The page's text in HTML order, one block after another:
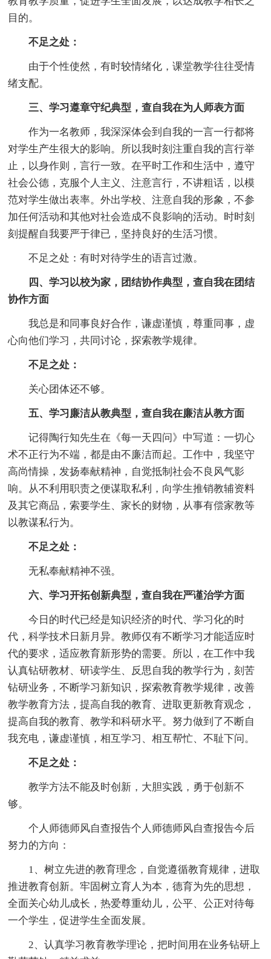
目的。
不足之处：
由于个性使然，有时较情绪化，课堂教学往往受情
绪支配。
三、学习遵章守纪典型，查自我在为人师表方面
作为一名教师，我深深体会到自我的一言一行都将
对学生产生很大的影响。所以我时刻注重自我的言行举
止，以身作则，言行一致。在平时工作和生活中，遵守
社会公德，克服个人主义、注意言行，不讲粗话，以模
范对学生做出表率。外出学校、注意自我的形象，不参
加任何活动和其他对社会造成不良影响的活动。时时刻
刻提醒自我要严于律已，坚持良好的生活习惯。
不足之处：有时对待学生的语言过激。
四、学习以校为家，团结协作典型，查自我在团结
协作方面
我总是和同事良好合作，谦虚谨慎，尊重同事，虚
心向他们学习，共同讨论，探索教学规律。
不足之处：
关心团体还不够。
五、学习廉洁从教典型，查自我在廉洁从教方面
记得陶行知先生在《每一天四问》中写道：一切心
术不正行为不端，都是由不廉洁而起。工作中，我坚守
高尚情操，发扬奉献精神，自觉抵制社会不良风气影
响。从不利用职责之便谋取私利，向学生推销教辅资料
及其它商品，索要学生、家长的财物，从事有偿家教等
以教谋私行为。
不足之处：
无私奉献精神不强。
六、学习开拓创新典型，查自我在严谨治学方面
今日的时代已经是知识经济的时代、学习化的时
代，科学技术日新月异。教师仅有不断学习才能适应时
代的要求，适应教育新形势的需要。所以，在工作中我
认真钻研教材、研读学生、反思自我的教学行为，刻苦
钻研业务，不断学习新知识，探索教育教学规律，改善
教学教育方法，提高自我的教育、进取更新教育观念，
提高自我的教育、教学和科研水平。努力做到了不断自
我充电，谦虚谨慎，相互学习、相互帮忙、不耻下问。
不足之处：
教学方法不能及时创新，大胆实践，勇于创新不
够。
个人师德师风自查报告个人师德师风自查报告今后
努力的方向：
1、树立先进的教育理念，自觉遵循教育规律，进取
推进教育创新。牢固树立育人为本，德育为先的思想，
全面关心幼儿成长，热爱尊重幼儿，公平、公正对待每
一个学生，促进学生全面发展。
2、认真学习教育教学理论，把时间用在业务钻研上